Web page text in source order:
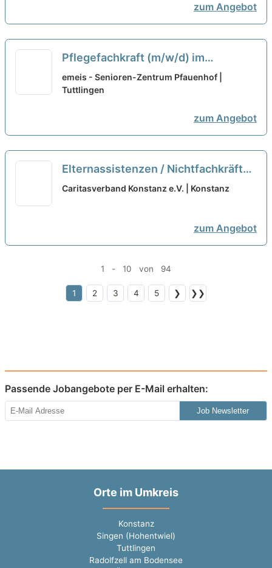
zum Angebot
Pflegefachkraft (m/w/d) im
Nachtdienst in Teilzeit – Wir suchen
Zuwachs in unserem Team!
emeis - Senioren-Zentrum Pfauenhof |
Tuttlingen
zum Angebot
Elternassistenzen / Nichtfachkräfte
(w/m/d) Teilzeit neu
Caritasverband Konstanz e.V. | Konstanz
zum Angebot
1 - 10 von 94
1 2 3 4 5 ❯ ❯❯
Passende Jobangebote per E-Mail erhalten:
Job Newsletter
Orte im Umkreis
Konstanz
Singen (Hohentwiel)
Tuttlingen
Radolfzell am Bodensee